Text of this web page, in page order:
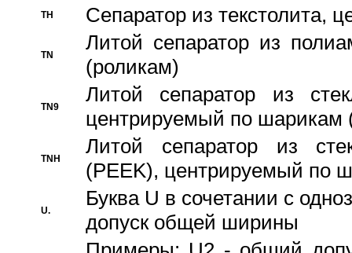
TH Сепаратор из текстолита,
TN
Литой сепаратор из
(роликам)
TN9
Литой сепаратор из
центрируемый по шарикам
TNH
Литой сепаратор из
(PEEK), центрируемый по
U.
Буква U в сочетании с
допуск общей ширины